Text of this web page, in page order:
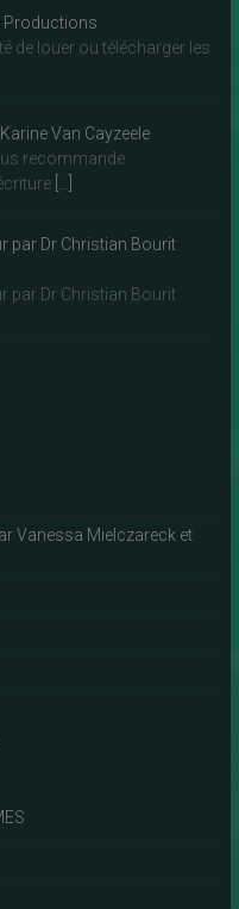
Productions
de louer ou télécharger les
Van Cayzeele
recommande
par Dr Christian Bourit
par Dr Christian Bourit
Vanessa Mielczareck et